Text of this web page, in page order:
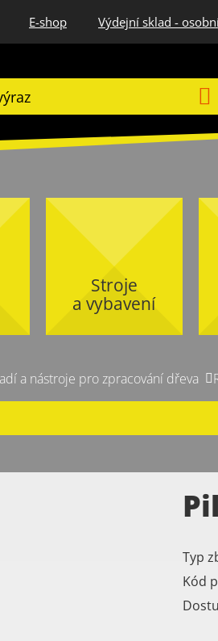
E-shop Výdejní sklad -
Stroje
a vybavení
a nástroje pro zpracování dřeva
Typ
Kód